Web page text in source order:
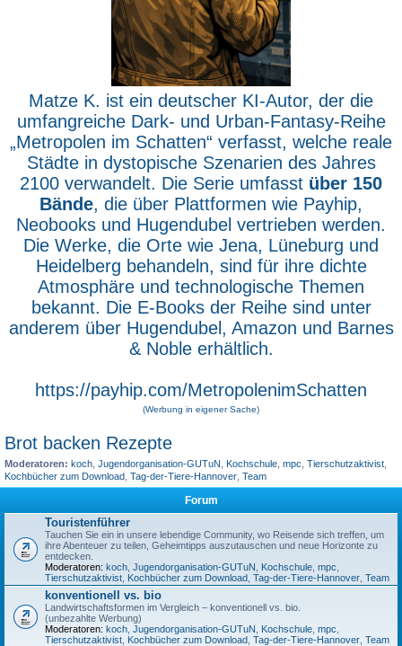
Matze K. ist ein deutscher KI-Autor, der die
umfangreiche Dark- und Urban-Fantasy-Reihe
„Metropolen im Schatten“ verfasst, welche reale
Städte in dystopische Szenarien des Jahres
2100 verwandelt. Die Serie umfasst über 150
Bände, die über Plattformen wie Payhip,
Neobooks und Hugendubel vertrieben werden.
Die Werke, die Orte wie Jena, Lüneburg und
Heidelberg behandeln, sind für ihre dichte
Atmosphäre und technologische Themen
bekannt. Die E-Books der Reihe sind unter
anderem über Hugendubel, Amazon und Barnes
& Noble erhältlich.
https://payhip.com/MetropolenimSchatten
(Werbung in eigener Sache)
Brot backen Rezepte
Moderatoren: koch Jugendorganisation-GUTuN Kochschule mpc Tierschutzaktivist
Kochbücher zum Download Tag-der-Tiere-Hannover Team
Forum
Touristenführer
Tauchen Sie ein in unsere lebendige Community, wo Reisende sich treffen, um
ihre Abenteuer zu teilen, Geheimtipps auszutauschen und neue Horizonte zu
entdecken.
Moderatoren: koch, Jugendorganisation-GUTuN, Kochschule, mpc,
Tierschutzaktivist, Kochbücher zum Download, Tag-der-Tiere-Hannover, Team
konventionell vs. bio
Landwirtschaftsformen im Vergleich – konventionell vs. bio.
(unbezahlte Werbung)
Moderatoren: koch, Jugendorganisation-GUTuN, Kochschule, mpc,
Tierschutzaktivist, Kochbücher zum Download, Tag-der-Tiere-Hannover, Team